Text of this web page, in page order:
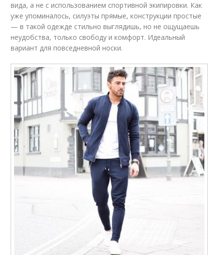
вида, а не с использованием спортивной экипировки. Как
уже упоминалось, силуэты прямые, конструкции простые
— в такой одежде стильно выглядишь, но не ощущаешь
неудобства, только свободу и комфорт. Идеальный
вариант для повседневной носки.